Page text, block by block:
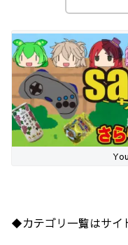
◆カテゴリ一覧はサイ